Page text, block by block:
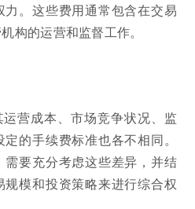
。这些费用通常包含在交易
构的运营和监督工作。
营成本、市场竞争状况、监
的手续费标准也各不相同。
要充分考虑这些差异，并结
模和投资策略来进行综合权